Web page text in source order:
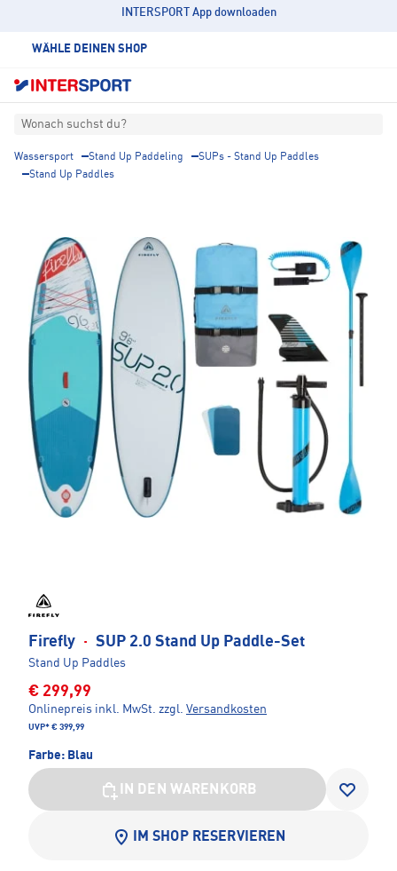
INTERSPORT App downloaden
WÄHLE DEINEN SHOP
Wonach suchst du?
Wassersport Stand Up Paddeling
SUPs - Stand Up Paddles
Stand Up Paddles
Firefly · SUP 2.0 Stand Up Paddle-Set
Stand Up Paddles
€ 299,99
Onlinepreis inkl. MwSt. zzgl. Versandkosten
UVP* € 399,99
Farbe: Blau
IN DEN WARENKORB
IM SHOP RESERVIEREN